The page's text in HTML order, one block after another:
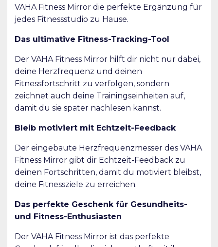
VAHA Fitness Mirror die perfekte Ergänzung für
jedes Fitnessstudio zu Hause.
Das ultimative Fitness-Tracking-Tool
Der VAHA Fitness Mirror hilft dir nicht nur dabei,
deine Herzfrequenz und deinen
Fitnessfortschritt zu verfolgen, sondern
zeichnet auch deine Trainingseinheiten auf,
damit du sie später nachlesen kannst.
Bleib motiviert mit Echtzeit-Feedback
Der eingebaute Herzfrequenzmesser des VAHA
Fitness Mirror gibt dir Echtzeit-Feedback zu
deinen Fortschritten, damit du motiviert bleibst,
deine Fitnessziele zu erreichen.
Das perfekte Geschenk für Gesundheits-
und Fitness-Enthusiasten
Der VAHA Fitness Mirror ist das perfekte